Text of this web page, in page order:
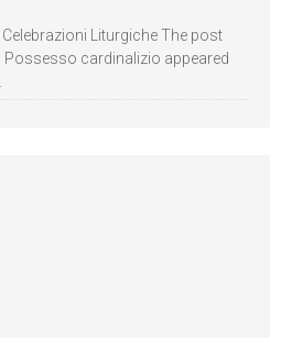
Liturgiche The post
Possesso cardinalizio appeared